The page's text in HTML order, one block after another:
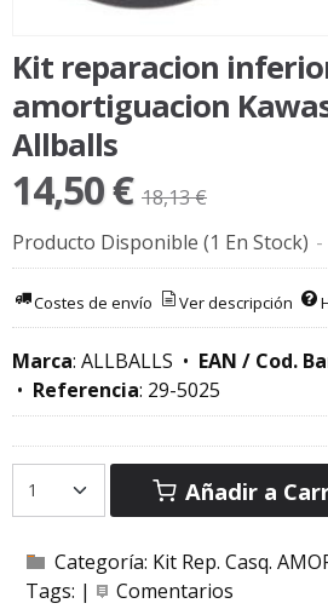
Kit reparacion
amortiguacion
Allballs
14,50 € 18,13 €
Producto Disponible (1 En Stock) -
Costes de envío Ver descripción
Marca: ALLBALLS • EAN / Cod.
• Referencia: 29-5025
Añadir a
Categoría: Kit Rep. Casq.
Tags: | Comentarios